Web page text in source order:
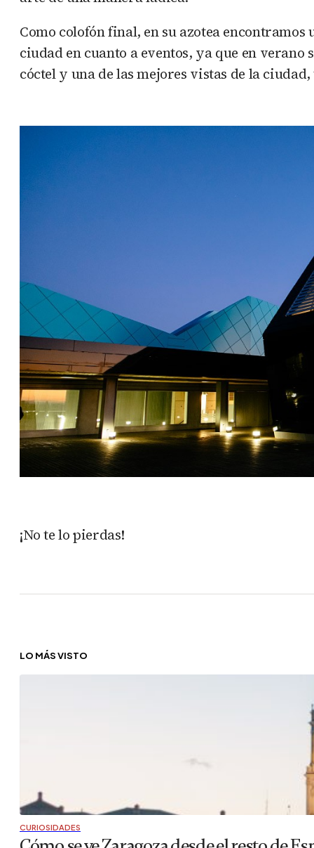
Como colofón final, en su azotea
ciudad en cuanto a eventos, ya que en
cóctel y una de las mejores vistas de la
¡No te lo pierdas!
LO MÁS VISTO
CURIOSIDADES